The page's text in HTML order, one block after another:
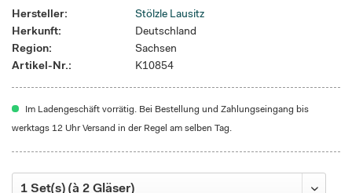
Hersteller:
Stölzle Lausitz
Herkunft:
Deutschland
Region:
Sachsen
Artikel-Nr.:
K10854
Im Ladengeschäft vorrätig. Bei Bestellung und Zahlungseingang bis
werktags 12 Uhr Versand in der Regel am selben Tag.